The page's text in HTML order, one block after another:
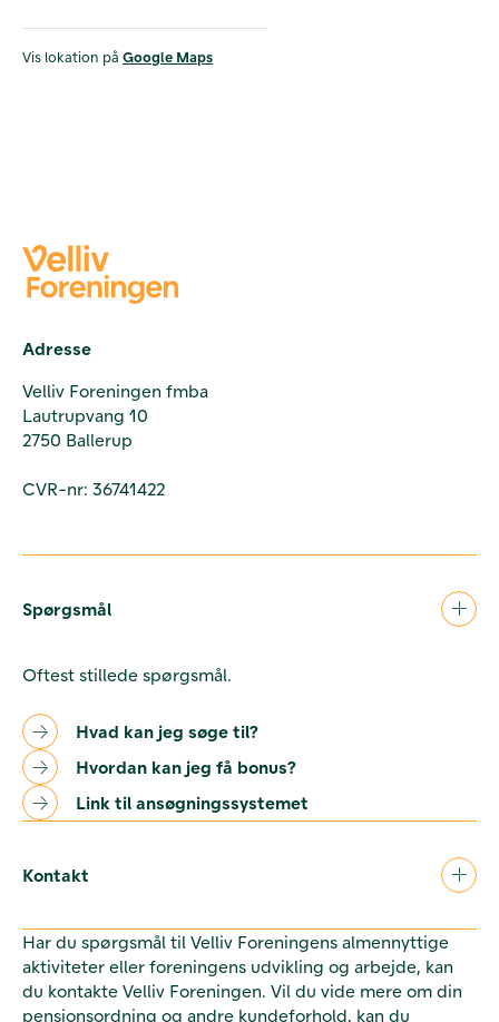
Vis lokation på Google Maps
Adresse
Velliv Foreningen fmba
Lautrupvang 10
2750 Ballerup
CVR-nr: 36741422
Spørgsmål
Oftest stillede spørgsmål.
Hvad kan jeg søge til?
Hvordan kan jeg få bonus?
Link til ansøgningssystemet
Kontakt
Har du spørgsmål til Velliv Foreningens almennyttige
aktiviteter eller foreningens udvikling og arbejde, kan
du kontakte Velliv Foreningen. Vil du vide mere om din
pensionsordning og andre kundeforhold, kan du